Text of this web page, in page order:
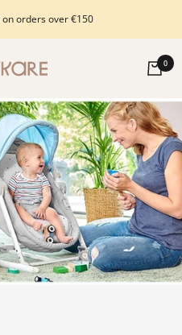
orders over €150
0